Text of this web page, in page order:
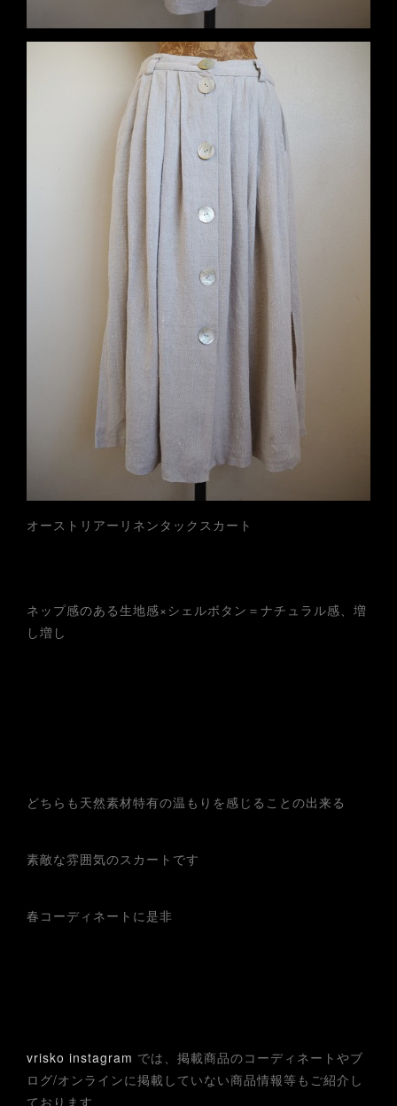
オーストリアーリネンタックスカート
ネップ感のある生地感×シェルボタン＝ナチュラル感、増
し増し
どちらも天然素材特有の温もりを感じることの出来る
素敵な雰囲気のスカートです
春コーディネートに是非
vrisko instagram では、掲載商品のコーディネートやブ
ログ/オンラインに掲載していない商品情報等もご紹介し
ております